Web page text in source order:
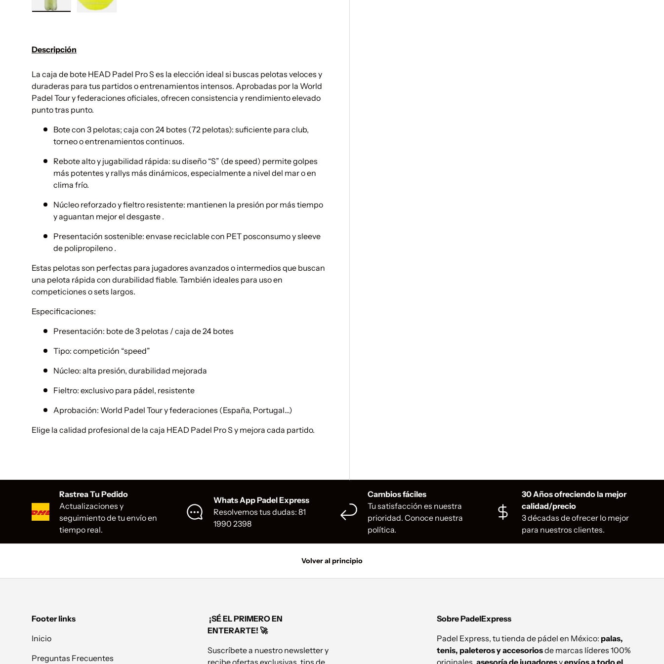
Descripción
La caja de bote HEAD Padel Pro S es la elección ideal si buscas pelotas veloces y
duraderas para tus partidos o entrenamientos intensos. Aprobadas por la World
Padel Tour y federaciones oficiales, ofrecen consistencia y rendimiento elevado
punto tras punto.
Bote con 3 pelotas; caja con 24 botes (72 pelotas): suficiente para club,
torneo o entrenamientos continuos.
Rebote alto y jugabilidad rápida: su diseño “S” (de speed) permite golpes
más potentes y rallys más dinámicos, especialmente a nivel del mar o en
clima frío.
Núcleo reforzado y fieltro resistente: mantienen la presión por más tiempo
y aguantan mejor el desgaste .
Presentación sostenible: envase reciclable con PET posconsumo y sleeve
de polipropileno .
Estas pelotas son perfectas para jugadores avanzados o intermedios que buscan
una pelota rápida con durabilidad fiable. También ideales para uso en
competiciones o sets largos.
Especificaciones:
Presentación: bote de 3 pelotas / caja de 24 botes
Tipo: competición “speed”
Núcleo: alta presión, durabilidad mejorada
Fieltro: exclusivo para pádel, resistente
Aprobación: World Padel Tour y federaciones (España, Portugal…)
Elige la calidad profesional de la caja HEAD Padel Pro S y mejora cada partido.
Rastrea Tu Pedido
Actualizaciones y
seguimiento de tu envío en
tiempo real.
Whats App Padel Express
Resolvemos tus dudas: 81
1990 2398
Cambios fáciles
Tu satisfacción es nuestra
prioridad. Conoce nuestra
política.
30 Años ofreciendo la mejor
calidad/precio
3 décadas de ofrecer lo mejor
para nuestros clientes.
Volver al principio
Footer links
Inicio
Preguntas Frecuentes
¡SÉ EL PRIMERO EN
ENTERARTE! 🚀
Suscríbete a nuestro newsletter y
recibe ofertas exclusivas, tips de
Sobre PadelExpress
Padel Express, tu tienda de pádel en México: palas,
tenis, paleteros y accesoriosde marcas líderes 100%
originales, asesoría de jugadoresyenvíos a todo el